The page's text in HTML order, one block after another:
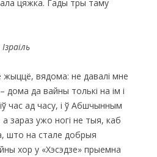
цяжка. Гады тры таму
жыццё, вядома: не давалі мне
да вайны толькі на ім і
час ад часу, і ў Абшчынным
зараз ужо ногі не тыя, каб
што на стале добрыя
хор у «Хэсэдзе» прыемна